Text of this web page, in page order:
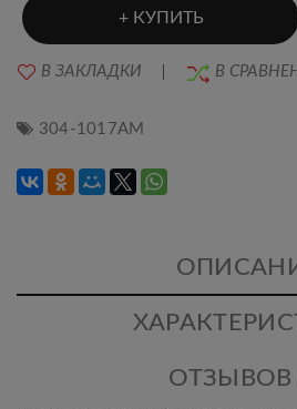
КУПИТЬ
В ЗАКЛАДКИ В
304-1017АМ
ОТЗЫВОВ